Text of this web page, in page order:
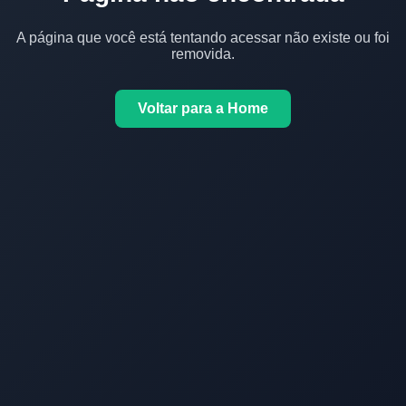
A página que você está tentando acessar não existe ou foi
removida.
Voltar para a Home